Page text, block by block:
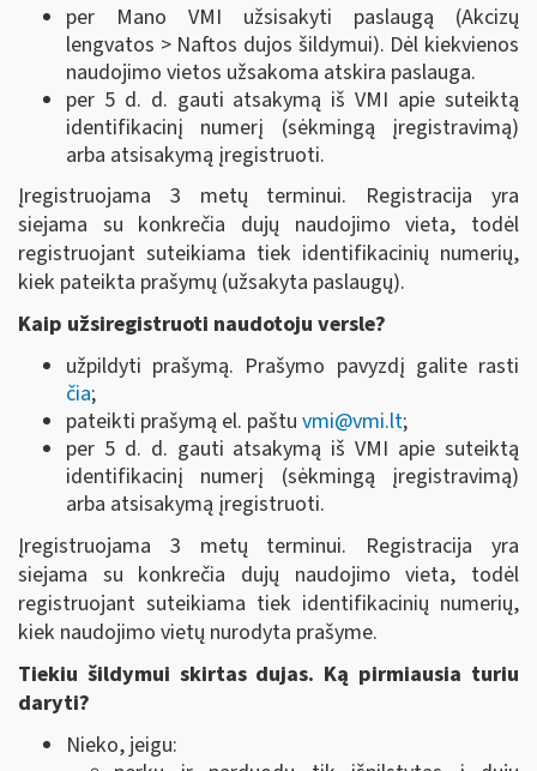
per Mano VMI užsisakyti paslaugą (Akcizų
lengvatos > Naftos dujos šildymui). Dėl kiekvienos
naudojimo vietos užsakoma atskira paslauga.
per 5 d. d. gauti atsakymą iš VMI apie suteiktą
identifikacinį numerį (sėkmingą įregistravimą)
arba atsisakymą įregistruoti.
Įregistruojama 3 metų terminui. Registracija yra
siejama su konkrečia dujų naudojimo vieta, todėl
registruojant suteikiama tiek identifikacinių numerių,
kiek pateikta prašymų (užsakyta paslaugų).
Kaip užsiregistruoti naudotoju versle?
užpildyti prašymą. Prašymo pavyzdį galite rasti
čia;
pateikti prašymą el. paštu vmi@vmi.lt;
per 5 d. d. gauti atsakymą iš VMI apie suteiktą
identifikacinį numerį (sėkmingą įregistravimą)
arba atsisakymą įregistruoti.
Įregistruojama 3 metų terminui. Registracija yra
siejama su konkrečia dujų naudojimo vieta, todėl
registruojant suteikiama tiek identifikacinių numerių,
kiek naudojimo vietų nurodyta prašyme.
Tiekiu šildymui skirtas dujas. Ką pirmiausia turiu
daryti?
Nieko, jeigu: